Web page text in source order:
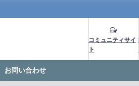
コミュニティサイ
ト
お問い合わせ